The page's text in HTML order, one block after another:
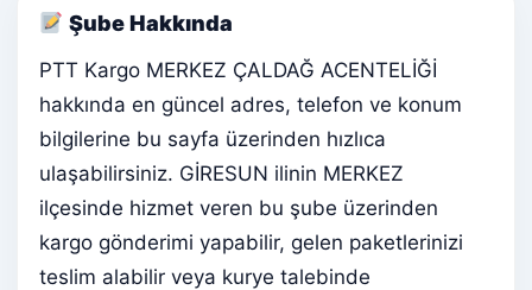
Şube Hakkında
PTT Kargo MERKEZ ÇALDAĞ ACENTELİĞİ
hakkında en güncel adres, telefon ve konum
bilgilerine bu sayfa üzerinden hızlıca
ulaşabilirsiniz. GİRESUN ilinin MERKEZ
ilçesinde hizmet veren bu şube üzerinden
kargo gönderimi yapabilir, gelen paketlerinizi
teslim alabilir veya kurye talebinde